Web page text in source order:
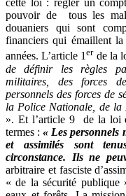
cette loi : régler un
pouvoir de tous les
douaniers qui sont
financiers qui émaillent
années. L’article 1erde la
de définir les règles
militaires, des forces
personnels des forces de
la Police Nationale, de la
». Et l’article 9 de la loi
termes :« Les personnels
et assimilés sont
circonstance. Ils ne
arbitraire et fasciste
« de la sécurité publique